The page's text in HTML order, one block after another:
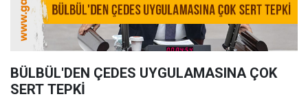
BÜLBÜL'DEN ÇEDES UYGULAMASINA ÇOK
SERT TEPKİ